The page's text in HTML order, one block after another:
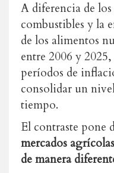
A diferencia de
combustibles y la
de los alimentos
entre 2006 y
períodos de
consolidar un
tiempo.
El contraste pone
mercados
de manera